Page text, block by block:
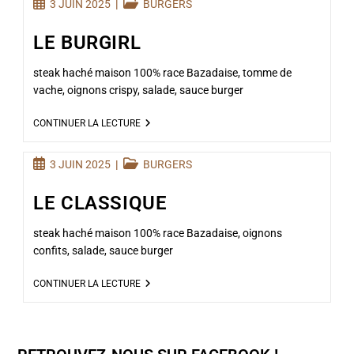
3 JUIN 2025 BURGERS
LE BURGIRL
steak haché maison 100% race Bazadaise, tomme de
vache, oignons crispy, salade, sauce burger
CONTINUER LA LECTURE
3 JUIN 2025 BURGERS
LE CLASSIQUE
steak haché maison 100% race Bazadaise, oignons
confits, salade, sauce burger
CONTINUER LA LECTURE